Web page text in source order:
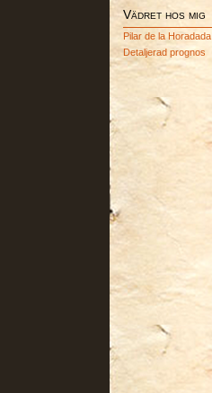
Vädret hos mig
Pilar de la Horadada
Detaljerad prognos